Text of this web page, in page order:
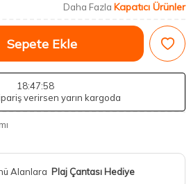
Daha Fazla Kapatıcı Ürünler
Sepete Ekle
18:47:57
verirsen yarın kargoda
Alanlara Plaj Çantası Hediye